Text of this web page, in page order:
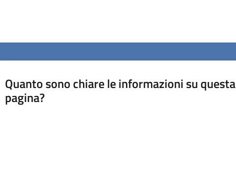
Quanto sono chiare le informazioni su questa
pagina?